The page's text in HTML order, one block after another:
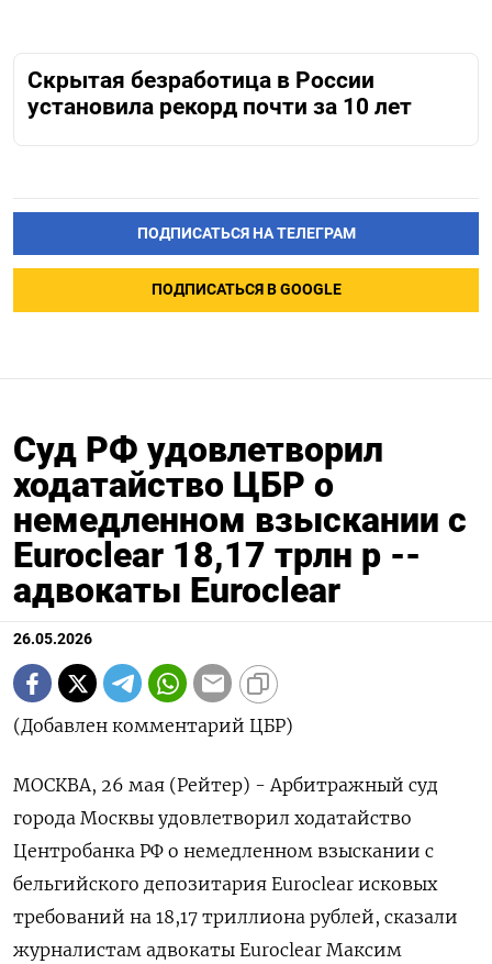
Скрытая безработица в России
установила рекорд почти за 10 лет
ПОДПИСАТЬСЯ НА ТЕЛЕГРАМ
ПОДПИСАТЬСЯ В GOOGLE
Суд РФ удовлетворил
ходатайство ЦБР о
немедленном взыскании с
Euroclear 18,17 трлн р --
адвокаты Euroclear
26.05.2026
(Добавлен комментарий ЦБР)
МОСКВА, 26 мая (Рейтер) - Арбитражный суд
города Москвы удовлетворил ходатайство
Центробанка РФ о немедленном взыскании с
бельгийского депозитария Euroclear исковых
требований на ‌18,17 триллиона рублей, сказали
журналистам адвокаты Euroclear Максим